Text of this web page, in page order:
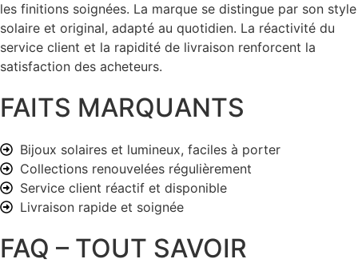
les finitions soignées. La marque se distingue par son style
solaire et original, adapté au quotidien. La réactivité du
service client et la rapidité de livraison renforcent la
satisfaction des acheteurs.
FAITS MARQUANTS
Bijoux solaires et lumineux, faciles à porter
Collections renouvelées régulièrement
Service client réactif et disponible
Livraison rapide et soignée
FAQ – TOUT SAVOIR